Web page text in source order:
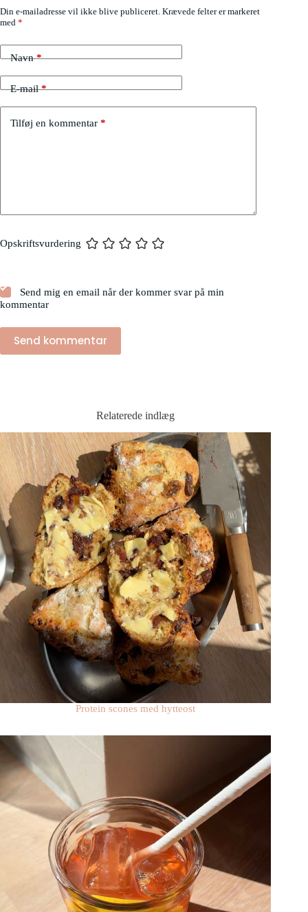
Din e-mailadresse vil ikke blive publiceret. Krævede felter er markeret
med *
Navn*
E-mail*
Tilføj en kommentar *
Opskriftsvurdering
Send mig en email når der kommer svar på min
kommentar
Send kommentar
Relaterede indlæg
Protein scones med hytteost